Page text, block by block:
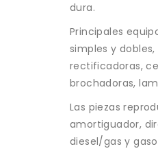
dura.
Principales
simples y
rectificadoras,
brochadoras,
Las piezas
amortiguador,
diesel/gas y